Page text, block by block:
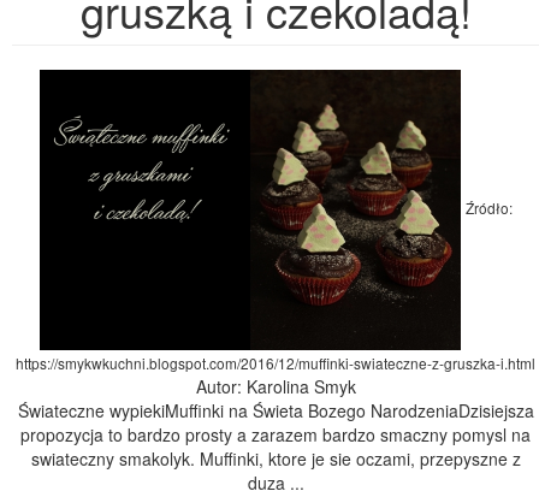
Źródło:
https://smykwkuchni.blogspot.com/2016/12/muffinki-swiateczne-z-gruszka-i.html
Autor: Karolina Smyk
Świateczne wypiekiMuffinki na Świeta Bozego NarodzeniaDzisiejsza
propozycja to bardzo prosty a zarazem bardzo smaczny pomysl na
swiateczny smakolyk. Muffinki, ktore je sie oczami, przepyszne z
duza ...